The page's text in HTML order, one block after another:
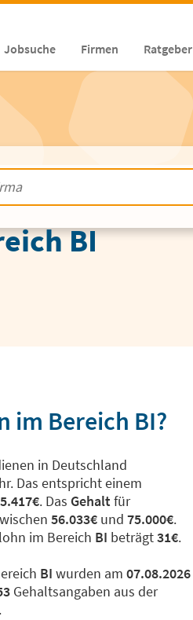
Jobsuche Firmen Ratgeber
BI
im Bereich BI?
in Deutschland
Das entspricht einem
5.417€. Das Gehaltfür
56.033€ und 75.000€.
im Bereich BI beträgt31€.
BI wurden am 07.08.2026
Gehaltsangaben aus der